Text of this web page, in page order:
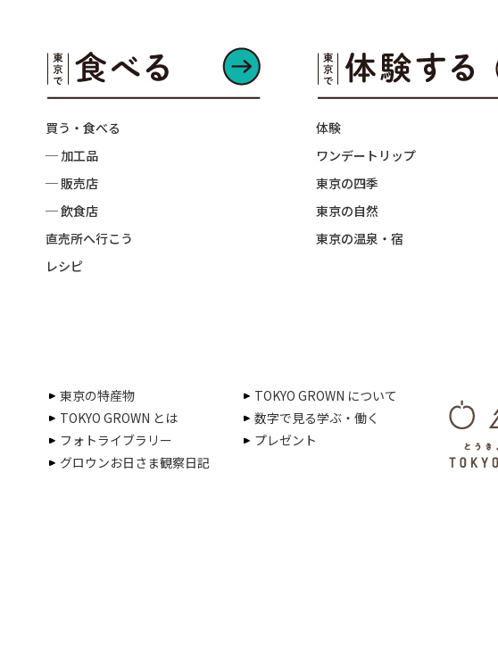
買う・食べる
─ 加工品
─ 販売店
─ 飲食店
直売所へ行こう
レシピ
体験
ワンデートリップ
東京の四季
東京の自然
東京の温泉・宿
東京の特産物
TOKYO GROWN について
TOKYO GROWN とは
数字で見る学ぶ・働く
フォトライブラリー
プレゼント
グロウンお日さま観察日記